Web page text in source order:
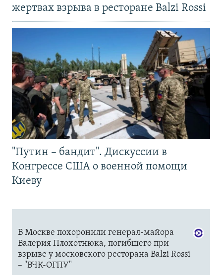
жертвах взрыва в ресторане Balzi Rossi
"Путин – бандит". Дискуссии в
Конгрессе США о военной помощи
Киеву